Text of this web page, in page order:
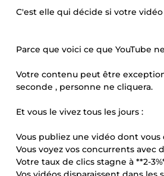
C'est elle qui décide si votre
Parce que voici ce que YouTube
Votre contenu peut être
seconde , personne ne cliquera.
Et vous le vivez tous les jours :
Vous publiez une vidéo dont vous
Vous voyez vos concurrents avec
Votre taux de clics stagne à **2-